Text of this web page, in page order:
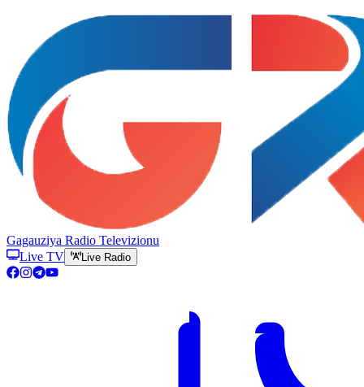
Gagauziya Radio Televizionu
Live TV
Live Radio